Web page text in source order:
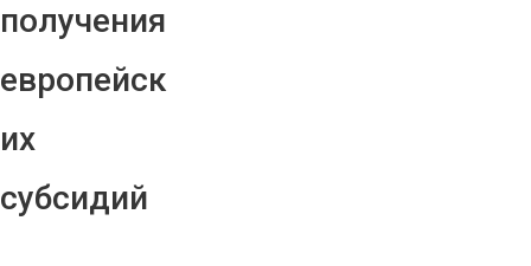
получения
европейск
их
субсидий